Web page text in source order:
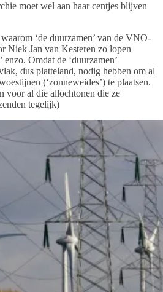
moet wel aan haar centjes blijven
‘de duurzamen’ van de VNO-
Niek Jan van Kesteren zo lopen
enzo. Omdat de ‘duurzamen’
dus platteland, nodig hebben om al
(‘zonneweides’) te plaatsen.
voor al die allochtonen die ze
tegelijk)